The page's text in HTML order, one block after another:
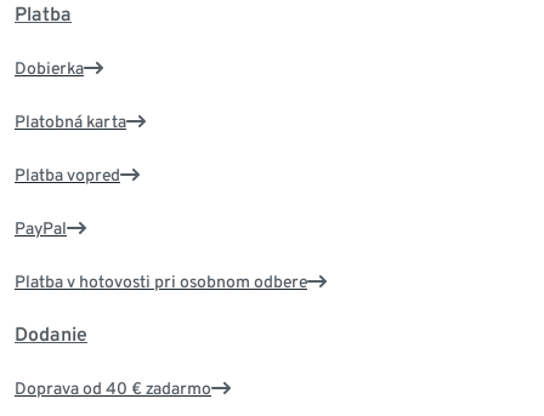
Platba
Dobierka
Platobná karta
Platba vopred
PayPal
Platba v hotovosti pri osobnom odbere
Dodanie
Doprava od 40 € zadarmo